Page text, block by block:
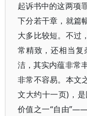
起诉书中的这两项
下分若干章，就篇
大多比较短。不过
常精致，还相当
洁，其实内蕴非常
非常不容易。本文
文大约十一页)，
价值之一“自由